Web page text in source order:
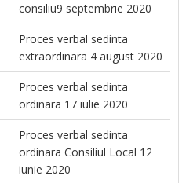
consiliu9 septembrie 2020
Proces verbal sedinta
extraordinara 4 august 2020
Proces verbal sedinta
ordinara 17 iulie 2020
Proces verbal sedinta
ordinara Consiliul Local 12
iunie 2020